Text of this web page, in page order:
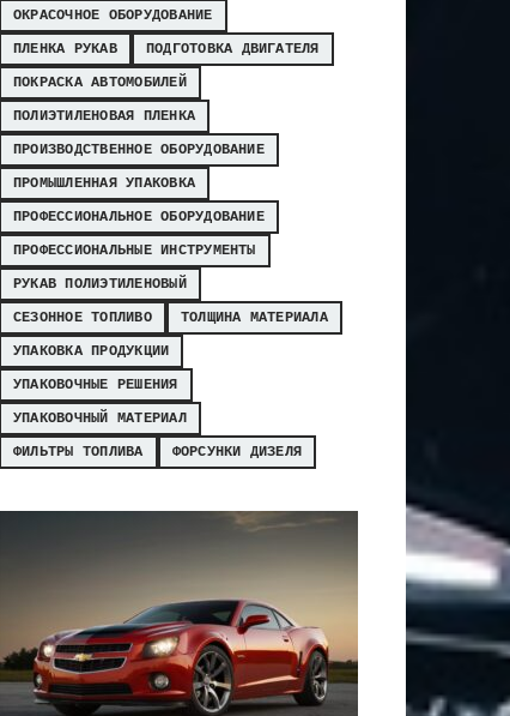
ОКРАСОЧНОЕ ОБОРУДОВАНИЕ
ПЛЕНКА РУКАВ
ПОДГОТОВКА ДВИГАТЕЛЯ
ПОКРАСКА АВТОМОБИЛЕЙ
ПОЛИЭТИЛЕНОВАЯ ПЛЕНКА
ПРОИЗВОДСТВЕННОЕ ОБОРУДОВАНИЕ
ПРОМЫШЛЕННАЯ УПАКОВКА
ПРОФЕССИОНАЛЬНОЕ ОБОРУДОВАНИЕ
ПРОФЕССИОНАЛЬНЫЕ ИНСТРУМЕНТЫ
РУКАВ ПОЛИЭТИЛЕНОВЫЙ
СЕЗОННОЕ ТОПЛИВО
ТОЛЩИНА МАТЕРИАЛА
УПАКОВКА ПРОДУКЦИИ
УПАКОВОЧНЫЕ РЕШЕНИЯ
УПАКОВОЧНЫЙ МАТЕРИАЛ
ФИЛЬТРЫ ТОПЛИВА
ФОРСУНКИ ДИЗЕЛЯ